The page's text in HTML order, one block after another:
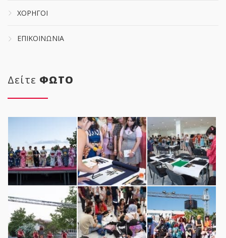
ΧΟΡΗΓΟΙ
ΕΠΙΚΟΙΝΩΝΙΑ
Δείτε ΦΩΤΟ